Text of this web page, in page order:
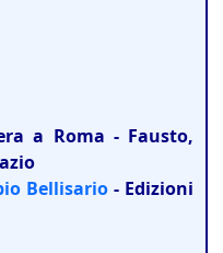
a Roma - Fausto,
Bellisario - Edizioni